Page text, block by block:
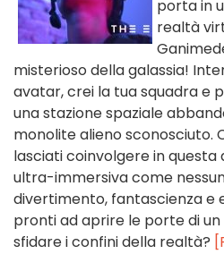
porta in
realtà
misterioso della galassia!
avatar, crei la tua squadra e
una stazione spaziale
monolite alieno sconosciuto.
lasciati coinvolgere in
ultra-immersiva come
divertimento, fantascienza e
pronti ad aprire le porte di
sfidare i confini della realtà?